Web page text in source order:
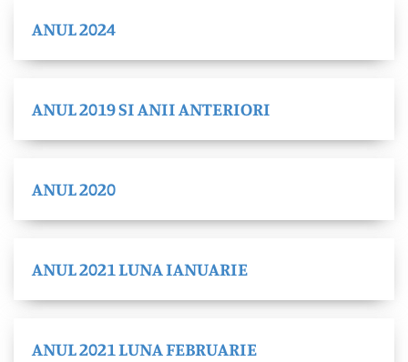
ANUL 2024
ANUL 2019 SI ANII ANTERIORI
ANUL 2020
ANUL 2021 LUNA IANUARIE
ANUL 2021 LUNA FEBRUARIE